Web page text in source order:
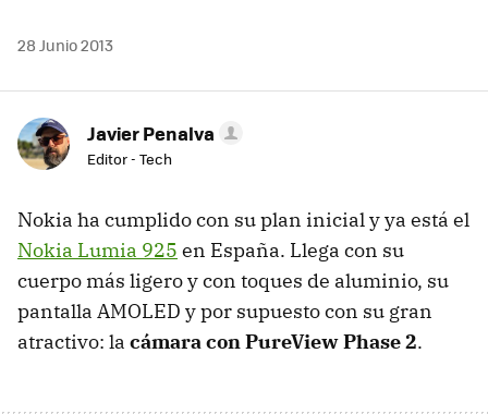
28 Junio 2013
Javier Penalva
Editor - Tech
Nokia ha cumplido con su plan inicial y ya está el
Nokia Lumia 925 en España. Llega con su
cuerpo más ligero y con toques de aluminio, su
pantalla AMOLED y por supuesto con su gran
atractivo: la cámara con PureView Phase 2.